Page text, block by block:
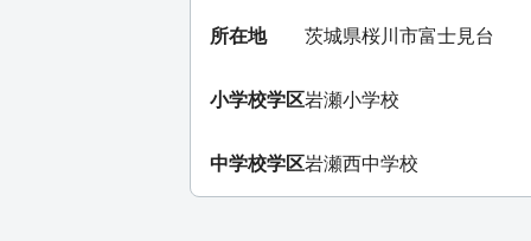
所在地 茨城県桜川市富士見台
小学校学区岩瀬小学校
中学校学区岩瀬西中学校